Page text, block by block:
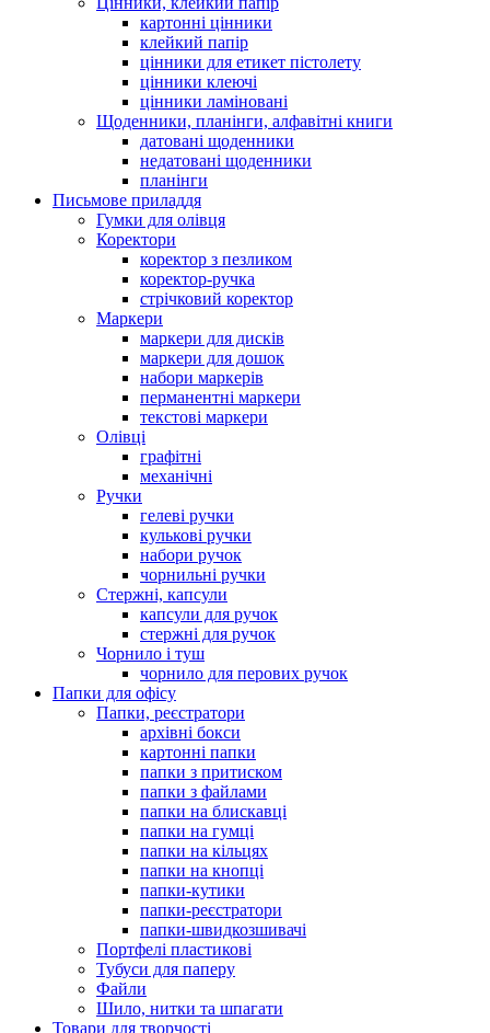
картонні цінники
клейкий папір
цінники для етикет пістолету
цінники клеючі
цінники ламіновані
Щоденники, планінги, алфавітні книги
датовані щоденники
недатовані щоденники
планінги
Письмове приладдя
Гумки для олівця
Коректори
коректор з пезликом
коректор-ручка
стрічковий коректор
Маркери
маркери для дисків
маркери для дошок
набори маркерів
перманентні маркери
текстові маркери
Олівці
графітні
механічні
Ручки
гелеві ручки
кулькові ручки
набори ручок
чорнильні ручки
Стержні, капсули
капсули для ручок
стержні для ручок
Чорнило і туш
чорнило для перових ручок
Папки для офісу
Папки, реєстратори
архівні бокси
картонні папки
папки з притиском
папки з файлами
папки на блискавці
папки на гумці
папки на кільцях
папки на кнопці
папки-кутики
папки-реєстратори
папки-швидкозшивачі
Портфелі пластикові
Тубуси для паперу
Файли
Шило, нитки та шпагати
Товари для творчості